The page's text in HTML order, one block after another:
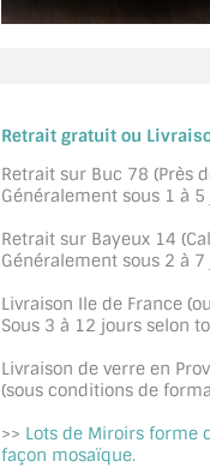
Retrait gratuit ou
Retrait sur Buc 78 (Près
Généralement sous 1 à
Retrait sur Bayeux 14
Généralement sous 2 à
Livraison Ile de France
Sous 3 à 12 jours selon
Livraison de verre en
(sous conditions de
>> Lots de Miroirs forme
façon mosaïque.